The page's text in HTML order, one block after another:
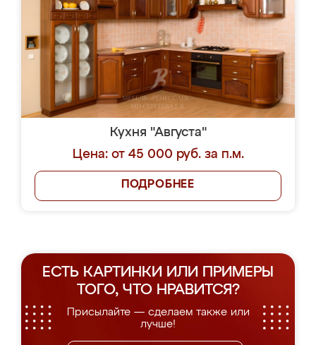
Кухня "Августа"
Цена: от 45 000 руб. за п.м.
ПОДРОБНЕЕ
ЕСТЬ КАРТИНКИ ИЛИ ПРИМЕРЫ
ТОГО, ЧТО НРАВИТСЯ?
Присылайте — сделаем также или
лучше!